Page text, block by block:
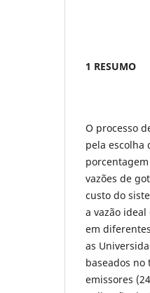
1 RESUMO
O processo
pela escolha
vazões de
custo do
a vazão
em
as
baseados no
emissores